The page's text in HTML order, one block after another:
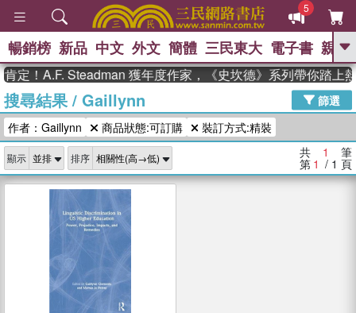
5
GO
高希均教授回憶錄
、 The Odyssey 、 父親節 、 如果歷
史是一群喵 、 暑期推薦
獎 臺灣漫遊錄 、 方念華 、 台灣的李
登輝時代
數學女孩：黎曼猜想 、
偉大的迷走神經
暢銷榜 新品 中文 外文 簡體 三民東大 電子書 親子
定！A.F. Steadman 獲年度作家，《史坎德》系列帶你踏上
搜尋結果/ Gaillynn
篩選
作者：Gaillynn
商品狀態:可訂購 裝訂方式:精裝
顯示 排序 共 1 筆
第 1 / 1 頁